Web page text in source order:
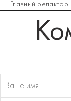
Главный редактор